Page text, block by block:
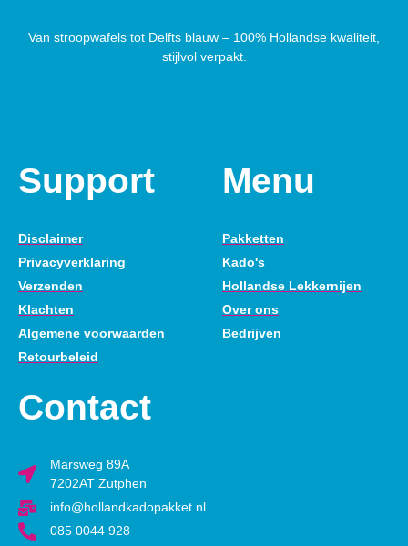
Van stroopwafels tot Delfts blauw – 100% Hollandse kwaliteit,
stijlvol verpakt.
Support
Disclaimer
Privacyverklaring
Verzenden
Klachten
Algemene voorwaarden
Retourbeleid
Menu
Pakketten
Kado's
Hollandse Lekkernijen
Over ons
Bedrijven
Contact
Marsweg 89A
7202AT Zutphen
info@hollandkadopakket.nl
085 0044 928